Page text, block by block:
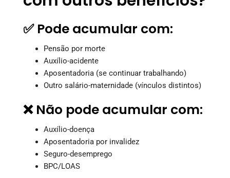
✅ Pode acumular com:
Pensão por morte
Auxílio-acidente
Aposentadoria (se continuar trabalhando)
Outro salário-maternidade (vínculos distintos)
❌ Não pode acumular com:
Auxílio-doença
Aposentadoria por invalidez
Seguro-desemprego
BPC/LOAS